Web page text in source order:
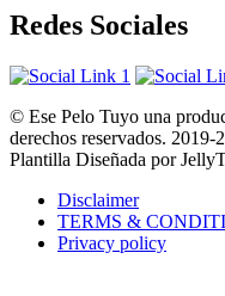
Redes Sociales
© Ese Pelo Tuyo una
derechos reservados.
Plantilla Diseñada por
Disclaimer
TERMS &
Privacy policy